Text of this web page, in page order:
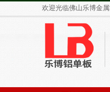
欢迎光临佛山乐博金